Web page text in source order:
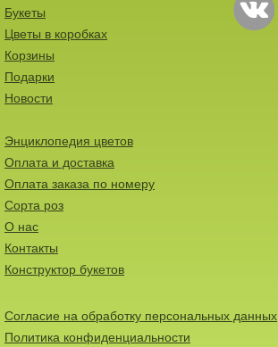
Букеты
Цветы в коробках
Корзины
Подарки
Новости
Энциклопедия цветов
Оплата и доставка
Оплата заказа по номеру
Сорта роз
О нас
Контакты
Конструктор букетов
Согласие на обработку персональных данных
Политика конфиденциальности